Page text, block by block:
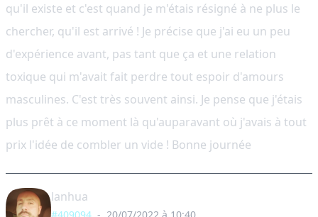
qu'il existe et c'est quand je m'étais résigné à ne plus le
chercher, qu'il est arrivé ! Je précise que j'ai eu un peu
d'expérience avant, pas tant que ça et une relation
toxique qui m'avait fait perdre tout espoir d'amours
masculines. C'est très souvent ainsi. Je pense que j'étais
plus prêt à ce moment là qu'auparavant où j'avais à tout
prix l'idée de combler un vide ! Bonne journée
lanhua